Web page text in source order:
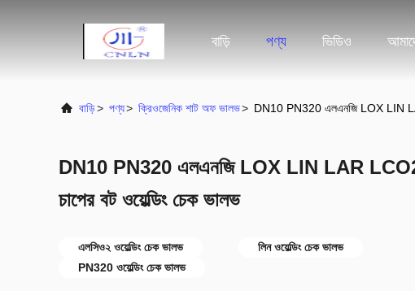
বাড়ি পণ্য ভিডিও
বাড়ি> পণ্য> ক্রিওজেনিক শাট অফ ভালভ> DN10 PN320 এলএনজি LOX LIN
DN10 PN320 এলএনজি LOX LIN LAR LCO2
চাপের বট ওয়েল্ডিং চেক ভালভ
এলসিও২ ওয়েল্ডিং চেক ভালভ
লিন ওয়েল্ডিং চেক ভালভ
PN320 ওয়েল্ডিং চেক ভালভ